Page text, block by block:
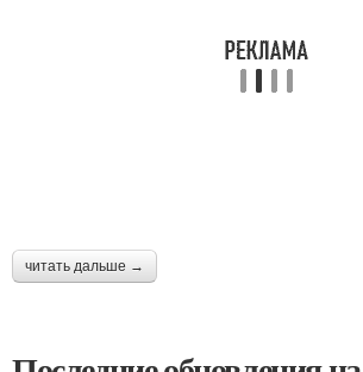
читать дальше →